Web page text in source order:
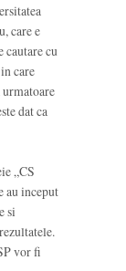
care e
cautare cu
care
urmatoare
dat ca
„CS
au inceput
si
vor fi